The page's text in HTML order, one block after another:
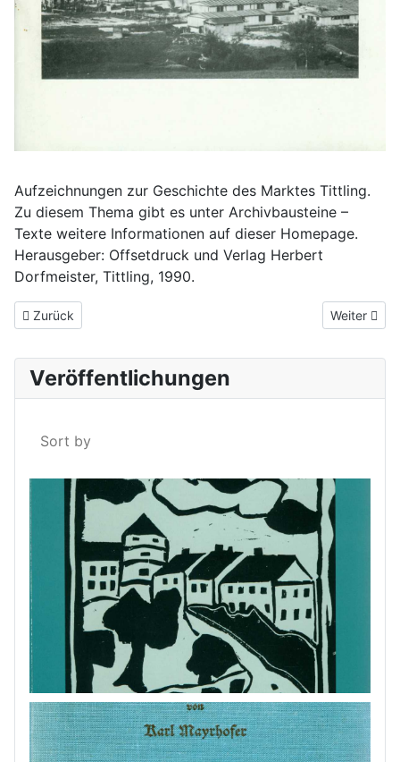
Aufzeichnungen zur Geschichte des Marktes Tittling.
Zu diesem Thema gibt es unter Archivbausteine –
Texte weitere Informationen auf dieser Homepage.
Herausgeber: Offsetdruck und Verlag Herbert
Dorfmeister, Tittling, 1990.
Vorheriger Beitrag: Archiv für das Dreiburgenland I
Zurück Nächster
Weiter
Veröffentlichungen
Sort by